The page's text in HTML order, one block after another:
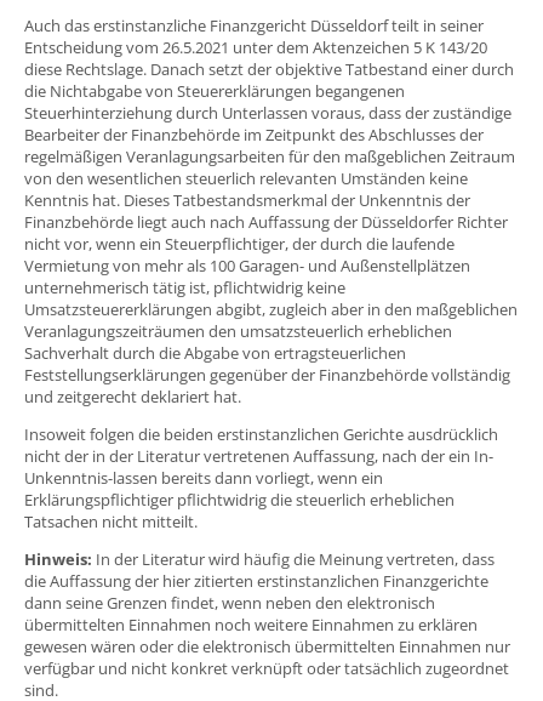
Auch das erstinstanzliche Finanzgericht Düsseldorf teilt in seiner
Entscheidung vom 26.5.2021 unter dem Aktenzeichen 5 K 143/20
diese Rechtslage. Danach setzt der objektive Tatbestand einer durch
die Nichtabgabe von Steuererklärungen begangenen
Steuerhinterziehung durch Unterlassen voraus, dass der zuständige
Bearbeiter der Finanzbehörde im Zeitpunkt des Abschlusses der
regelmäßigen Veranlagungsarbeiten für den maßgeblichen Zeitraum
von den wesentlichen steuerlich relevanten Umständen keine
Kenntnis hat. Dieses Tatbestandsmerkmal der Unkenntnis der
Finanzbehörde liegt auch nach Auffassung der Düsseldorfer Richter
nicht vor, wenn ein Steuerpflichtiger, der durch die laufende
Vermietung von mehr als 100 Garagen- und Außenstellplätzen
unternehmerisch tätig ist, pflichtwidrig keine
Umsatzsteuererklärungen abgibt, zugleich aber in den maßgeblichen
Veranlagungszeiträumen den umsatzsteuerlich erheblichen
Sachverhalt durch die Abgabe von ertragsteuerlichen
Feststellungserklärungen gegenüber der Finanzbehörde vollständig
und zeitgerecht deklariert hat.
Insoweit folgen die beiden erstinstanzlichen Gerichte ausdrücklich
nicht der in der Literatur vertretenen Auffassung, nach der ein In-
Unkenntnis-lassen bereits dann vorliegt, wenn ein
Erklärungspflichtiger pflichtwidrig die steuerlich erheblichen
Tatsachen nicht mitteilt.
Hinweis: In der Literatur wird häufig die Meinung vertreten, dass
die Auffassung der hier zitierten erstinstanzlichen Finanzgerichte
dann seine Grenzen findet, wenn neben den elektronisch
übermittelten Einnahmen noch weitere Einnahmen zu erklären
gewesen wären oder die elektronisch übermittelten Einnahmen nur
verfügbar und nicht konkret verknüpft oder tatsächlich zugeordnet
sind.